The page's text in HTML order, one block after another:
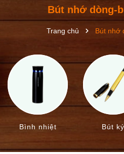
Bút nhớ dòng-
Trang chủ Bút nhớ
Bình nhiệt Bút ký